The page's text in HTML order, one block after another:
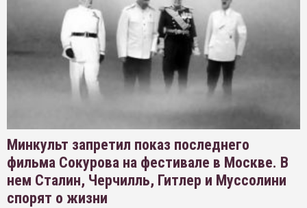
Минкульт запретил показ последнего
фильма Сокурова на фестивале в Москве. В
нем Сталин, Черчилль, Гитлер и Муссолини
спорят о жизни